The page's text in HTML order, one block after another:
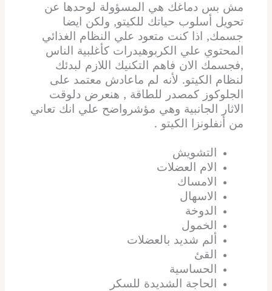
مش بس دماغك هي المسؤولة لوحدها عن
تحويل أسلوب حياتك للكيتو, ولكن ايضا
جسمك, اذا كنت متعود علي النظام الغذائي
المحتوي علي الكربوهيدرات كأغلبية الناس
,فجسمك الان فاهم التكنيك اللازم لبدئك
لنظام الكيتو. لأنه لم ماعادش معتمد على
الجلوكوز كمصدر للطاقة , هنعرض دلوقت
الاثار الجانبية وهي مؤشرواضح علي انك تعاني
من أنفلونزا الكيتو .
التشويش
الام العضلات
الامساك
الاسهال
الدوخة
الخمول
ألم شديد بالعضلات
القئ
الحساسية
الحاجة الشديدة للسكر